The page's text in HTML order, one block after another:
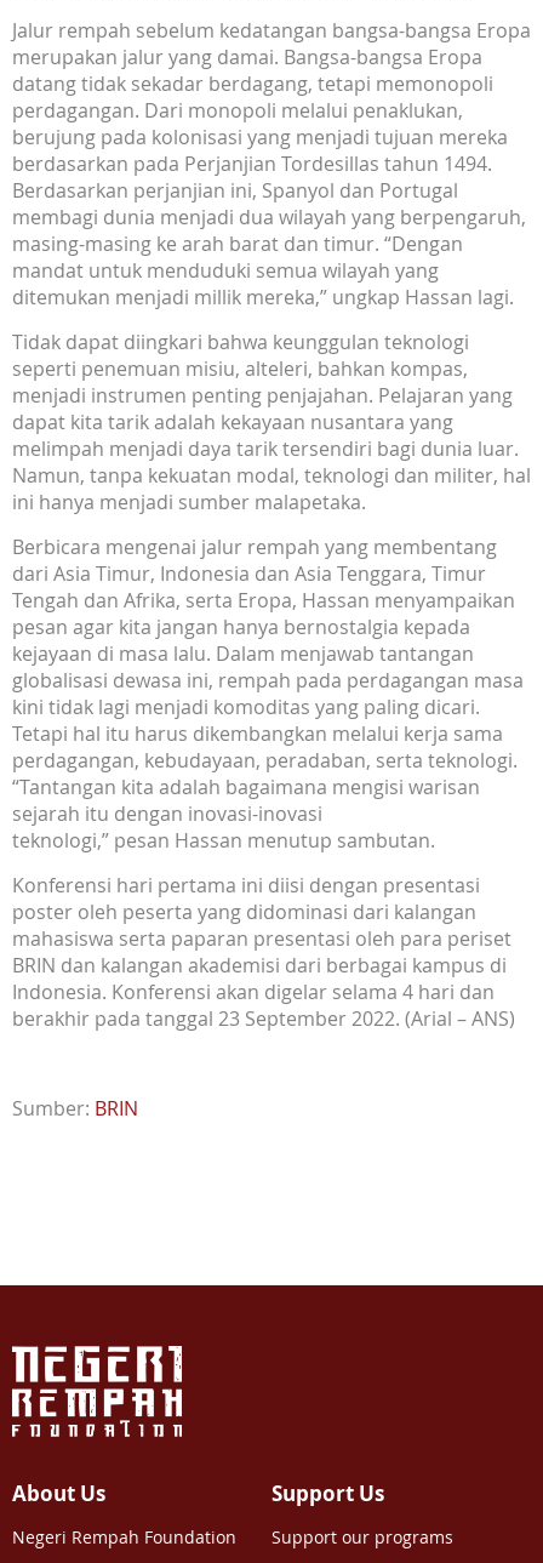
Jalur rempah sebelum kedatangan bangsa-bangsa Eropa
merupakan jalur yang damai. Bangsa-bangsa Eropa
datang tidak sekadar berdagang, tetapi memonopoli
perdagangan. Dari monopoli melalui penaklukan,
berujung pada kolonisasi yang menjadi tujuan mereka
berdasarkan pada Perjanjian Tordesillas tahun 1494.
Berdasarkan perjanjian ini, Spanyol dan Portugal
membagi dunia menjadi dua wilayah yang berpengaruh,
masing-masing ke arah barat dan timur. “Dengan
mandat untuk menduduki semua wilayah yang
ditemukan menjadi millik mereka,” ungkap Hassan lagi.
Tidak dapat diingkari bahwa keunggulan teknologi
seperti penemuan misiu, alteleri, bahkan kompas,
menjadi instrumen penting penjajahan. Pelajaran yang
dapat kita tarik adalah kekayaan nusantara yang
melimpah menjadi daya tarik tersendiri bagi dunia luar.
Namun, tanpa kekuatan modal, teknologi dan militer, hal
ini hanya menjadi sumber malapetaka.
Berbicara mengenai jalur rempah yang membentang
dari Asia Timur, Indonesia dan Asia Tenggara, Timur
Tengah dan Afrika, serta Eropa, Hassan menyampaikan
pesan agar kita jangan hanya bernostalgia kepada
kejayaan di masa lalu. Dalam menjawab tantangan
globalisasi dewasa ini, rempah pada perdagangan masa
kini tidak lagi menjadi komoditas yang paling dicari.
Tetapi hal itu harus dikembangkan melalui kerja sama
perdagangan, kebudayaan, peradaban, serta teknologi.
“Tantangan kita adalah bagaimana mengisi warisan
sejarah itu dengan inovasi-inovasi
teknologi,” pesan Hassan menutup sambutan.
Konferensi hari pertama ini diisi dengan presentasi
poster oleh peserta yang didominasi dari kalangan
mahasiswa serta paparan presentasi oleh para periset
BRIN dan kalangan akademisi dari berbagai kampus di
Indonesia. Konferensi akan digelar selama 4 hari dan
berakhir pada tanggal 23 September 2022. (Arial – ANS)
Sumber: BRIN
About Us
Negeri Rempah Foundation
Support Us
Support our programs